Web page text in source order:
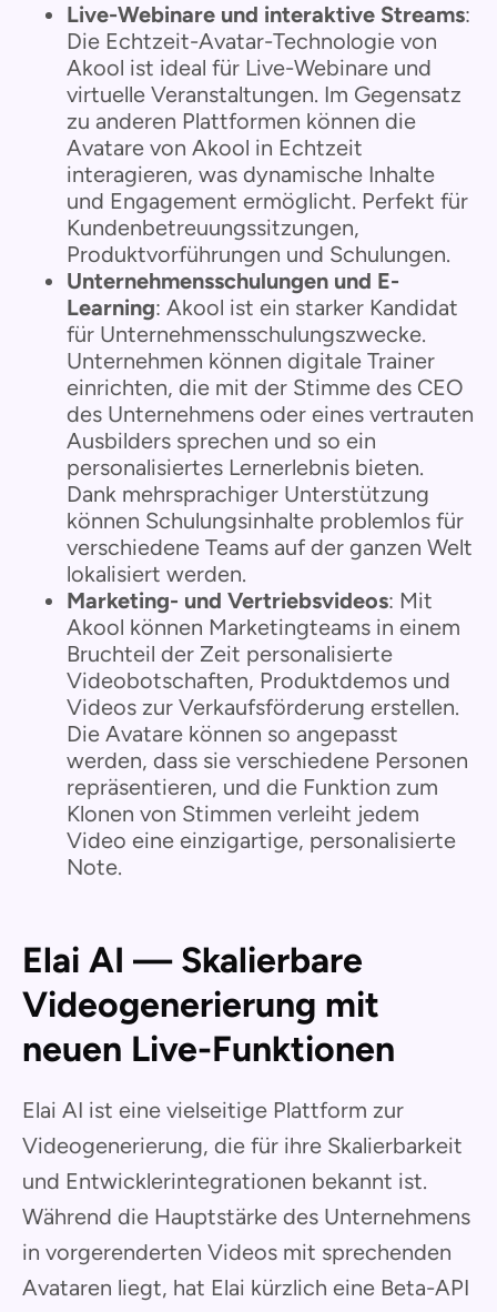
Live-Webinare und interaktive Streams:
Die Echtzeit-Avatar-Technologie von
Akool ist ideal für Live-Webinare und
virtuelle Veranstaltungen. Im Gegensatz
zu anderen Plattformen können die
Avatare von Akool in Echtzeit
interagieren, was dynamische Inhalte
und Engagement ermöglicht. Perfekt für
Kundenbetreuungssitzungen,
Produktvorführungen und Schulungen.
Unternehmensschulungen und E-
Learning: Akool ist ein starker Kandidat
für Unternehmensschulungszwecke.
Unternehmen können digitale Trainer
einrichten, die mit der Stimme des CEO
des Unternehmens oder eines vertrauten
Ausbilders sprechen und so ein
personalisiertes Lernerlebnis bieten.
Dank mehrsprachiger Unterstützung
können Schulungsinhalte problemlos für
verschiedene Teams auf der ganzen Welt
lokalisiert werden.
Marketing- und Vertriebsvideos: Mit
Akool können Marketingteams in einem
Bruchteil der Zeit personalisierte
Videobotschaften, Produktdemos und
Videos zur Verkaufsförderung erstellen.
Die Avatare können so angepasst
werden, dass sie verschiedene Personen
repräsentieren, und die Funktion zum
Klonen von Stimmen verleiht jedem
Video eine einzigartige, personalisierte
Note.
Elai AI — Skalierbare
Videogenerierung mit
neuen Live-Funktionen
Elai AI ist eine vielseitige Plattform zur
Videogenerierung, die für ihre Skalierbarkeit
und Entwicklerintegrationen bekannt ist.
Während die Hauptstärke des Unternehmens
in vorgerenderten Videos mit sprechenden
Avataren liegt, hat Elai kürzlich eine Beta-API